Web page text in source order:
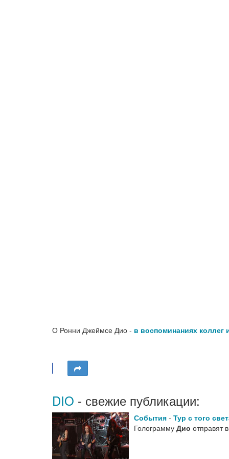
О Ронни Джеймсе Дио - в воспоминаниях коллег
DIO - свежие публикации:
События - Тур с того
Голограмму Дио отправят